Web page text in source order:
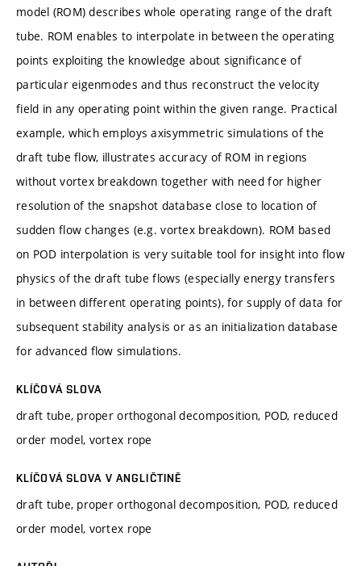
model (ROM) describes whole operating range of the draft
tube. ROM enables to interpolate in between the operating
points exploiting the knowledge about significance of
particular eigenmodes and thus reconstruct the velocity
field in any operating point within the given range. Practical
example, which employs axisymmetric simulations of the
draft tube flow, illustrates accuracy of ROM in regions
without vortex breakdown together with need for higher
resolution of the snapshot database close to location of
sudden flow changes (e.g. vortex breakdown). ROM based
on POD interpolation is very suitable tool for insight into flow
physics of the draft tube flows (especially energy transfers
in between different operating points), for supply of data for
subsequent stability analysis or as an initialization database
for advanced flow simulations.
KLÍČOVÁ SLOVA
draft tube, proper orthogonal decomposition, POD, reduced
order model, vortex rope
KLÍČOVÁ SLOVA V ANGLIČTINĚ
draft tube, proper orthogonal decomposition, POD, reduced
order model, vortex rope